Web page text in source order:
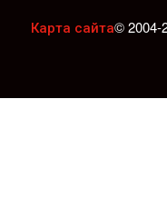
Карта сайта© 2004-